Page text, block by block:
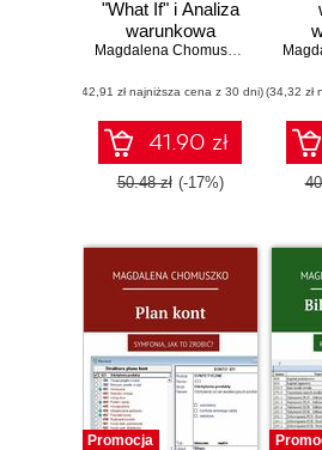
"What If" i Analiza
warunkowa
Magdalena Chomuszko
(42,91 zł najniższa cena z 30 dni)
41.90 zł
50.48 zł (-17%)
(34,32 zł
Promocja